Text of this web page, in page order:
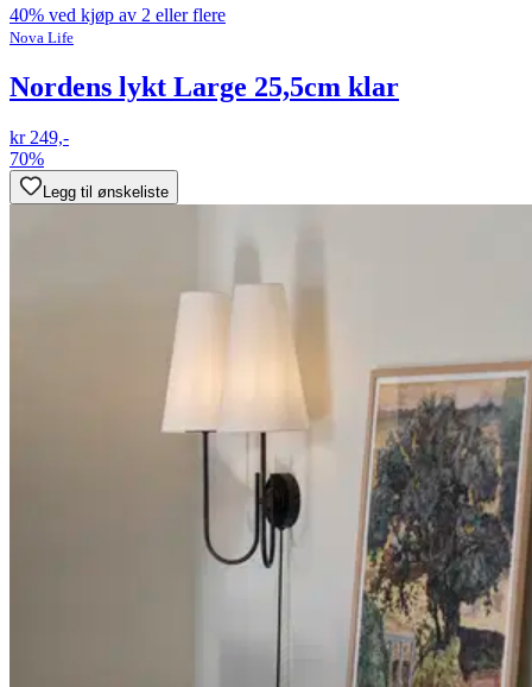
40% ved kjøp av 2 eller flere
Nova Life
Nordens lykt Large 25,5cm klar
kr 249,-
70%
Legg til ønskeliste